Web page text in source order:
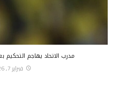
مدرب الاتحاد يهاجم التحكيم
فبراير 7, 2026